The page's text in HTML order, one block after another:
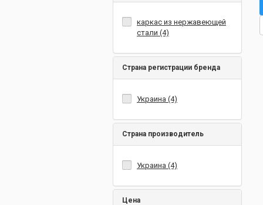
каркас из нержавеющей
стали (4)
Страна регистрации бренда
Украина (4)
Страна производитель
Украина (4)
Цена